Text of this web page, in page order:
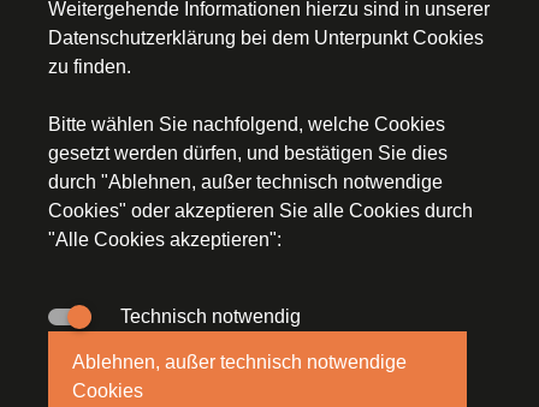
Startseite
Impressum
Datenschutz
97318 Kitzingen, E-Mail:steuerkanzlei(at)stb-segerer-
Weitergehende Informationen hierzu sind in unserer
Datenschutzerklärung bei dem Unterpunkt Cookies
zu finden.
Bitte wählen Sie nachfolgend, welche Cookies
gesetzt werden dürfen, und bestätigen Sie dies
durch "Ablehnen, außer technisch notwendige
Cookies" oder akzeptieren Sie alle Cookies durch
"Alle Cookies akzeptieren":
Technisch notwendig
Ablehnen, außer technisch notwendige
Cookies